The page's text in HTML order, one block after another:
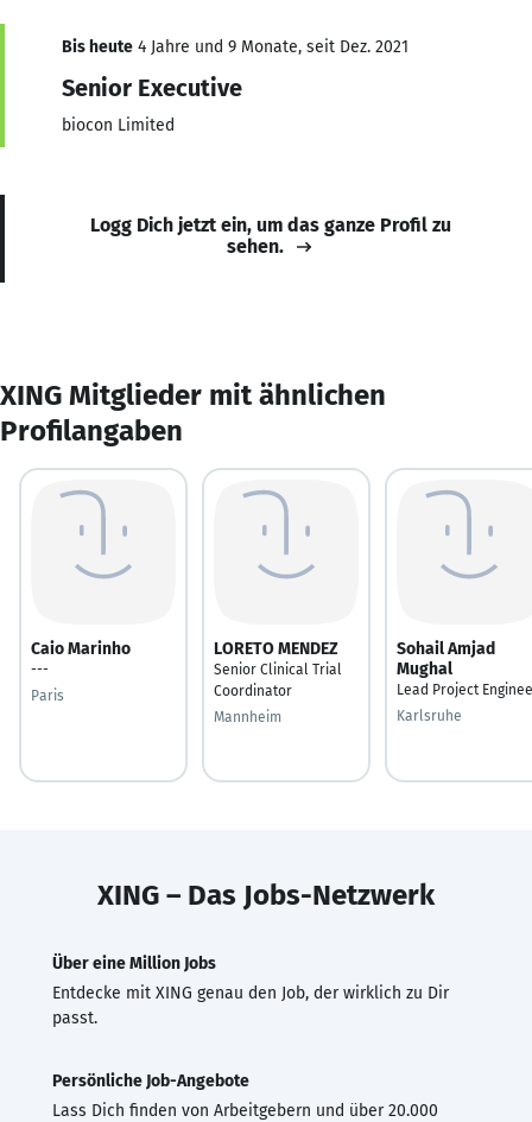
Bis heute 4 Jahre und 9 Monate, seit Dez. 2021
Senior Executive
biocon Limited
Logg Dich jetzt ein, um das ganze Profil zu
sehen.
XING Mitglieder mit ähnlichen
Profilangaben
Caio Marinho
---
Paris
LORETO MENDEZ
Senior Clinical Trial
Coordinator
Mannheim
Sohail Amjad
Mughal
Lead Project
Karlsruhe
XING – Das Jobs-Netzwerk
Über eine Million Jobs
Entdecke mit XING genau den Job, der wirklich zu Dir
passt.
Persönliche Job-Angebote
Lass Dich finden von Arbeitgebern und über 20.000